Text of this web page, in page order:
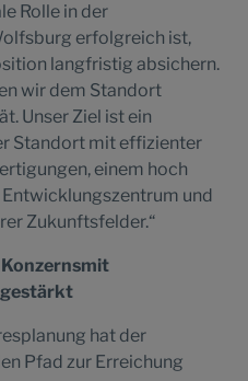
Rolle in der
erfolgreich ist,
langfristig absichern.
wir dem Standort
Unser Ziel ist ein
Standort mit effizienter
einem hoch
und
Zukunftsfelder.“
gestärkt
hat der
Pfad zur Erreichung